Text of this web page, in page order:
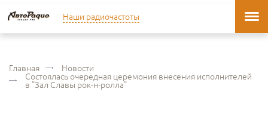
Наши радиочастоты
Главная Новости
Cостоялась очередная церемония внесения исполнителей
в "Зал Славы рок-н-ролла"